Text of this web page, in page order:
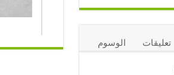
تعليقات الوسوم